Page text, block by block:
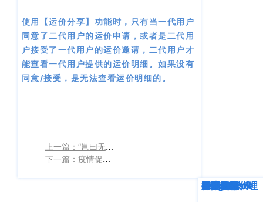
使用【运价分享】功能时，只有当一代用户
同意了二代用户的运价申请，或者是二代用
户接受了一代用户的运价邀请，二代用户才
能查看一代用户提供的运价明细。如果没有
同意/接受，是无法查看运价明细的。
上一篇：“岂曰无衣，与子同袍”助力小微货代爱心接力
下一篇：疫情促使货代加速拥抱互联网
深度解析
企业动态
行业资讯
eTower
CargoWare
跨境电商
国际货运代理
SaaS云技术
国际物流